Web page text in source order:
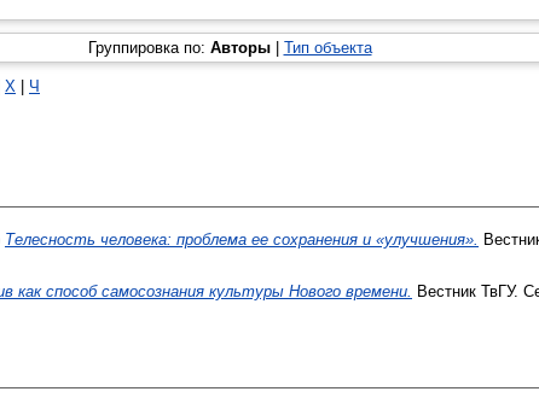
Группировка по: Авторы| Тип объекта
Х | Ч
Телесность человека: проблема ее сохранения и «улучшения».
как способ самосознания культуры Нового времени. Вестник ТвГУ.